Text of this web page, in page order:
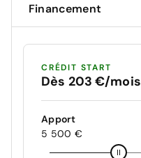
Financement
CRÉDIT START
Dès 203 €/mois
Apport
5 500 €